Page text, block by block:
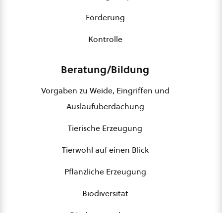
Förderung
Kontrolle
Beratung/Bildung
Vorgaben zu Weide, Eingriffen und
Auslaufüberdachung
Tierische Erzeugung
Tierwohl auf einen Blick
Pflanzliche Erzeugung
Biodiversität